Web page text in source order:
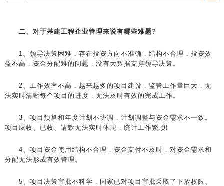
二、对于基建工程企业管理来说有哪些难题?
1、领导决策困难，存在投资方向不准确，结构不合理，投资效
益不高，资金分配难的问题，没有大数据支撑领导决策。
2、工作效率不高，越来越多的项目建设，监管工作量巨大，无
法实时清晰每个项目的进度，无法及时有效的完成工作。
3、项目预算和年度计划不协调，计划调整与资金需求不一致。
项目应收、已收、请款无法实时体现，统计工作繁琐!
4、项目资金使用结构不合理，资金支付不及时，对资金需求和
分配无法形成有效管理。
5、项目决策审批不科学，国家已对项目审批采取了下放权限、